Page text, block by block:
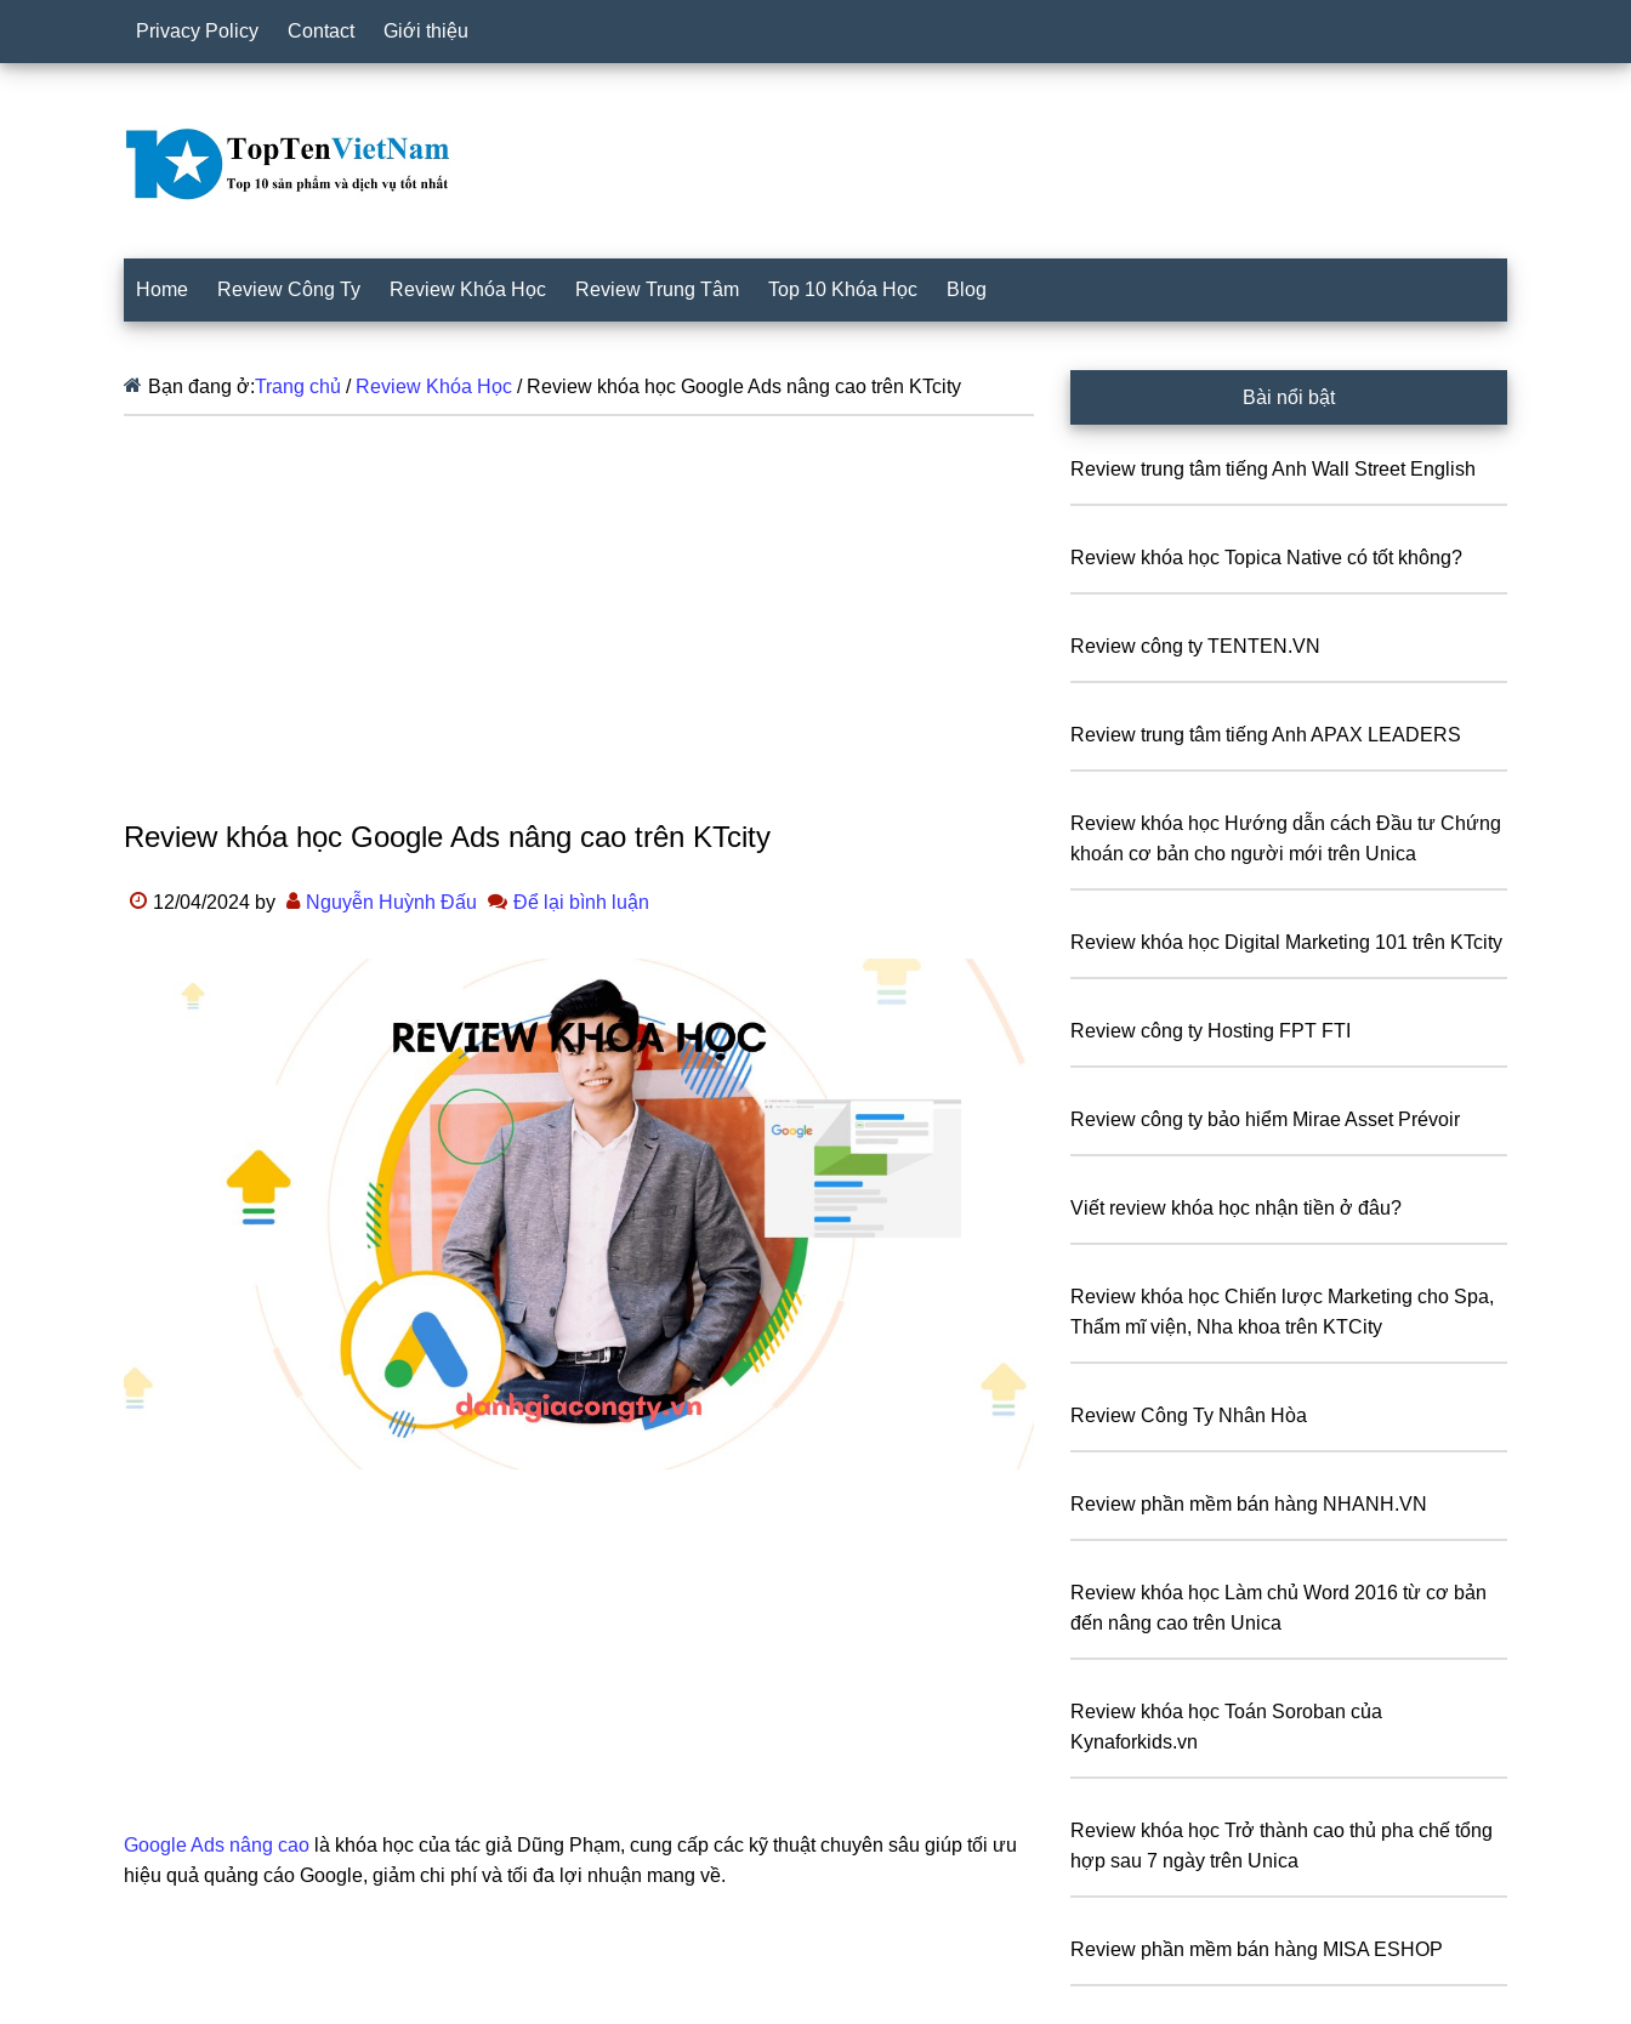
Privacy Policy Contact Giới thiệu
Home Review Công Ty Review Khóa Học Review Trung Tâm Top 10 Khóa Học Blog
Bạn đang ở:Trang chủ / Review Khóa Học /Review khóa học Google Ads nâng cao trên KTcity
Review khóa học Google Ads nâng cao trên KTcity
12/04/2024 by Nguyễn Huỳnh Đấu Để lại bình luận
Google Ads nâng cao là khóa học của tác giả Dũng Phạm, cung cấp các kỹ thuật chuyên sâu giúp tối ưu
hiệu quả quảng cáo Google, giảm chi phí và tối đa lợi nhuận mang về.
chính
Bài nổi bật
Review trung tâm tiếng Anh Wall Street English
Review khóa học Topica Native có tốt không?
Review công ty TENTEN.VN
Review trung tâm tiếng Anh APAX LEADERS
Review khóa học Hướng dẫn cách Đầu tư Chứng
khoán cơ bản cho người mới trên Unica
Review khóa học Digital Marketing 101 trên KTcity
Review công ty Hosting FPT FTI
Review công ty bảo hiểm Mirae Asset Prévoir
Viết review khóa học nhận tiền ở đâu?
Review khóa học Chiến lược Marketing cho Spa,
Thẩm mĩ viện, Nha khoa trên KTCity
Review Công Ty Nhân Hòa
Review phần mềm bán hàng NHANH.VN
Review khóa học Làm chủ Word 2016 từ cơ bản
đến nâng cao trên Unica
Review khóa học Toán Soroban của
Kynaforkids.vn
Review khóa học Trở thành cao thủ pha chế tổng
hợp sau 7 ngày trên Unica
Review phần mềm bán hàng MISA ESHOP